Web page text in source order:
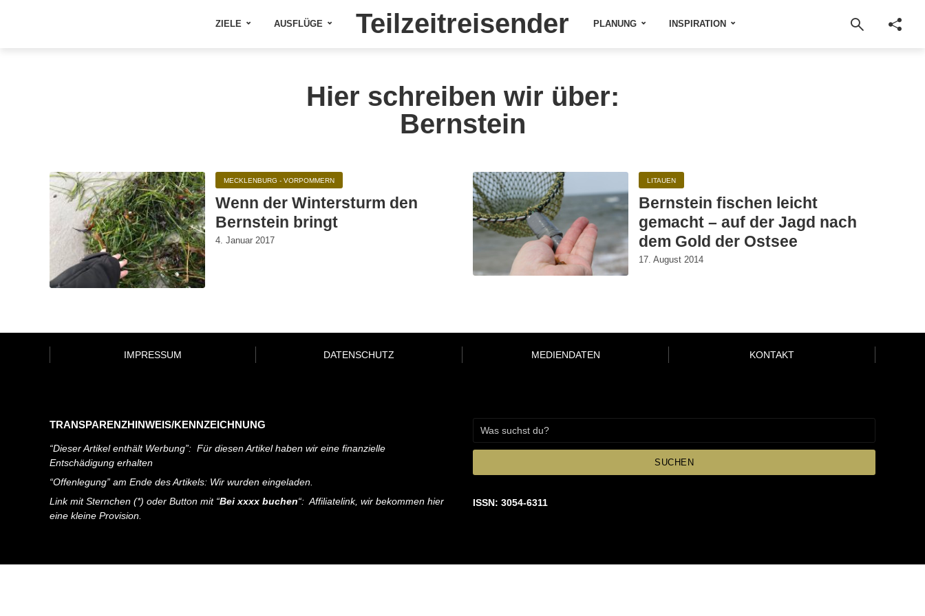
ZIELE AUSFLÜGE Teilzeitreisender PLANUNG INSPIRATION
Hier schreiben wir über:
Bernstein
MECKLENBURG - VORPOMMERN
Wenn der Wintersturm den
Bernstein bringt
4. Januar 2017
LITAUEN
Bernstein fischen leicht
gemacht – auf der Jagd nach
dem Gold der Ostsee
17. August 2014
IMPRESSUM DATENSCHUTZ MEDIENDATEN KONTAKT
TRANSPARENZHINWEIS/KENNZEICHNUNG
“Dieser Artikel enthält Werbung”: Für diesen Artikel haben wir eine finanzielle
Entschädigung erhalten
“Offenlegung” am Ende des Artikels: Wir wurden eingeladen.
Link mit Sternchen (*) oder Button mit “Bei xxxx buchen“: Affiliatelink, wir bekommen hier
eine kleine Provision.
SUCHEN
ISSN: 3054-6311